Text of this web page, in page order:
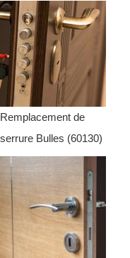
Remplacement de
serrure Bulles (60130)